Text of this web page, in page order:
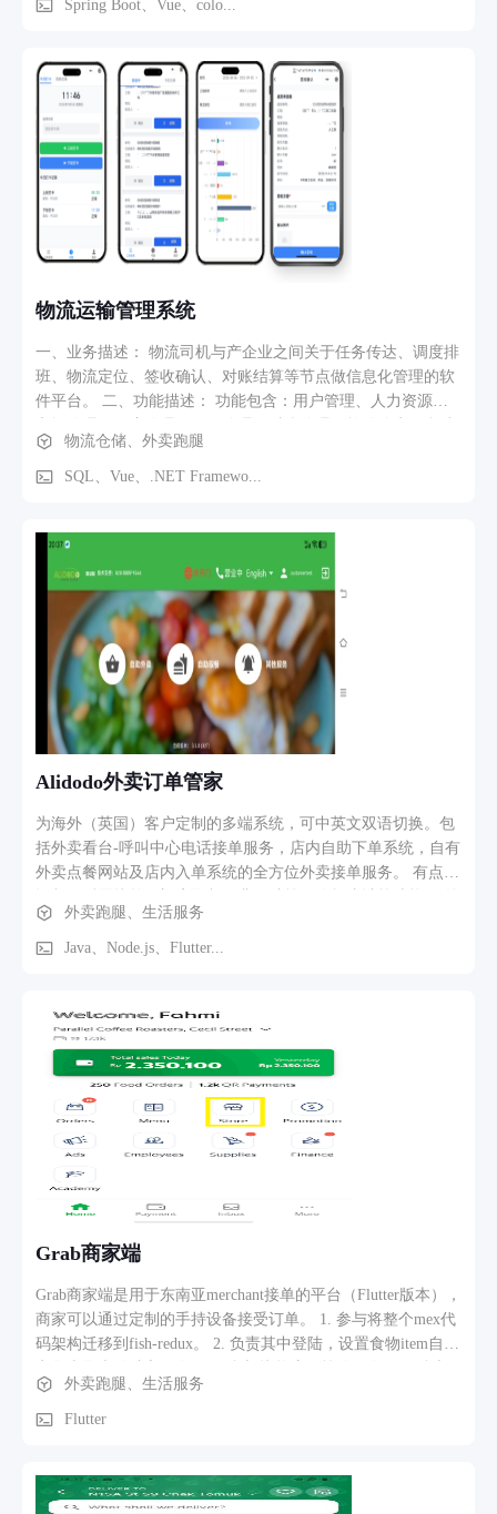
备状态）、、报价，养殖场可直接选择历史合作过的运输商。
3.订单管理：选定车辆后生成订单；司机接单后，确认无误后
发起 “出栏装货”，支持上传 “装货现场视频” 作为交接凭证。
Spring Boot、Vue、colo...
物流运输管理系统
一、业务描述： 物流司机与产企业之间关于任务传达、调度排
班、物流定位、签收确认、对账结算等节点做信息化管理的软
件平台。 二、功能描述： 功能包含：用户管理、人力资源、
和小程序端，平台端建立车辆（运输单位）档案、角色权限、
司机管理、调度关联等数据。小程序端登录平台端分配的运输
物流仓储、外卖跑腿
SQL、Vue、.NET Framewo...
Alidodo外卖订单管家
为海外（英国）客户定制的多端系统，可中英文双语切换。包
括外卖看台-呼叫中心电话接单服务，店内自助下单系统，自有
外卖点餐网站及店内入单系统的全方位外卖接单服务。 有点餐
卖订餐是H5页面，后厨、门店是Android平板（接打印机），
呼叫中心及后台管理是Web页面， 此外还有给业主使用的手机
外卖跑腿、生活服务
Java、Node.js、Flutter...
Grab商家端
Grab商家端是用于东南亚merchant接单的平台（Flutter版本），
商家可以通过定制的手持设备接受订单。 1. 参与将整个mex代
码架构迁移到fish-redux。 2. 负责其中登陆，设置食物item自定
小票的UI更新和迭代。
外卖跑腿、生活服务
Flutter